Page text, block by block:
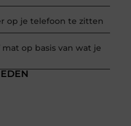
op je telefoon te zitten
op basis van wat je